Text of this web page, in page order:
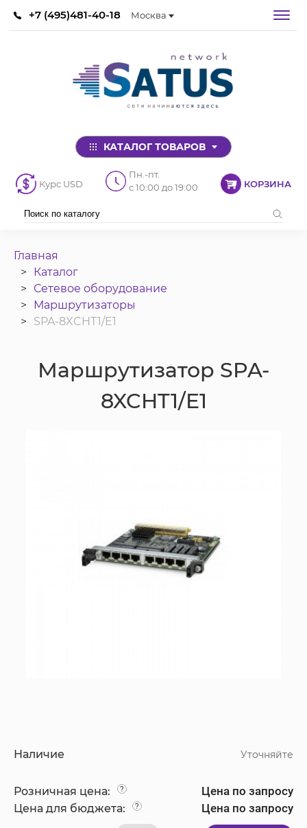
+7 (495)481-40-18 Москва
КАТАЛОГ ТОВАРОВ
Курс USD
Пн.-пт.
с 10:00 до 19:00
КОРЗИНА
Главная
Каталог
Сетевое оборудование
Маршрутизаторы
SPA-8XCHT1/E1
Маршрутизатор SPA-
8XCHT1/E1
Наличие Уточняйте
Розничная цена: ? Цена по запросу
Цена для бюджета: ? Цена по запросу